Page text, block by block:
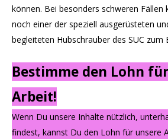
können. Bei besonders schweren Fällen
noch einer der speziell ausgerüsteten
begleiteten Hubschrauber des SUC zum
Bestimme den Lohn
Arbeit!
Wenn Du unsere Inhalte nützlich,
findest, kannst Du den Lohn für unsere